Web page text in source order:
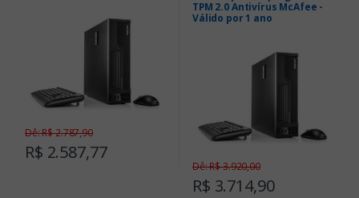
R$ 2.587,77
Dê: R$ 2.787,90
TPM 2.0 Antivírus McAfee -
Válido por 1 ano
R$ 3.714,90
Dê: R$ 3.920,00